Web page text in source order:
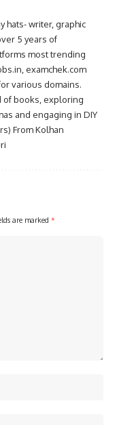
hats- writer, graphic
5 years of
most trending
examchek.com
various domains.
of books, exploring
and engaging in DIY
From Kolhan
are marked *